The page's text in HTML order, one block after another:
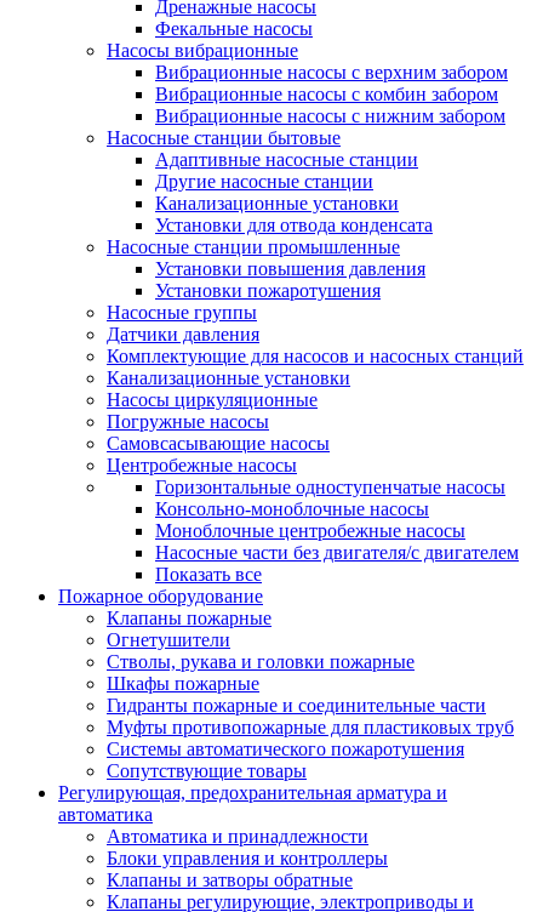
Дренажные насосы
Фекальные насосы
Насосы вибрационные
Вибрационные насосы с верхним забором
Вибрационные насосы с комбин забором
Вибрационные насосы с нижним забором
Насосные станции бытовые
Адаптивные насосные станции
Другие насосные станции
Канализационные установки
Установки для отвода конденсата
Насосные станции промышленные
Установки повышения давления
Установки пожаротушения
Насосные группы
Датчики давления
Комплектующие для насосов и насосных станций
Канализационные установки
Насосы циркуляционные
Погружные насосы
Самовсасывающие насосы
Центробежные насосы
Горизонтальные одноступенчатые насосы
Консольно-моноблочные насосы
Моноблочные центробежные насосы
Насосные части без двигателя/с двигателем
Показать все
Пожарное оборудование
Клапаны пожарные
Огнетушители
Стволы, рукава и головки пожарные
Шкафы пожарные
Гидранты пожарные и соединительные части
Муфты противопожарные для пластиковых труб
Системы автоматического пожаротушения
Сопутствующие товары
Регулирующая, предохранительная арматура и
автоматика
Автоматика и принадлежности
Блоки управления и контроллеры
Клапаны и затворы обратные
Клапаны регулирующие, электроприводы и